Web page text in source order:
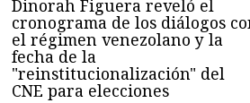
Dinorah Figuera reveló el
cronograma de los diálogos
el régimen venezolano y la
fecha de la
"reinstitucionalización" del
CNE para elecciones